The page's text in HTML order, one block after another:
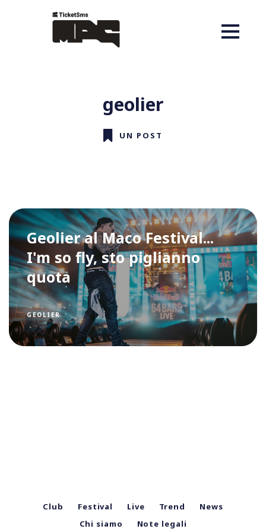
geolier
UN POST
Geolier al Maco Festival...
I'm so fly, sto piglianno
quota
GEOLIER
Club Festival Live Trend
News
Chi siamo
Note legali